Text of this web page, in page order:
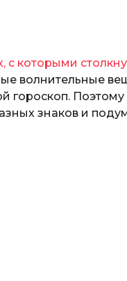
с которыми
волнительные
гороскоп.
знаков и